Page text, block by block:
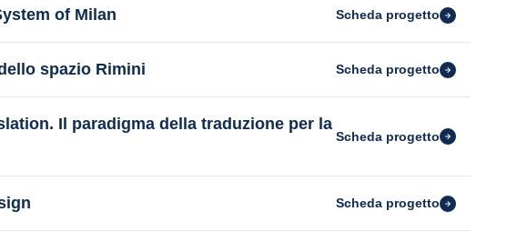
of Milan Scheda progetto
spazio Rimini Scheda progetto
Il paradigma della traduzione per la
Scheda progetto
Scheda progetto